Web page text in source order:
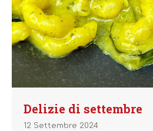
Delizie di settembre
12 Settembre 2024